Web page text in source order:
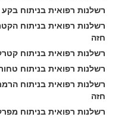
רשלנות רפואית בניתוח בקע
רשלנות רפואית בניתוח
חזה
רשלנות רפואית בניתוח
רשלנות רפואית בניתוח
רשלנות רפואית בניתוח
חזה
רשלנות רפואית בניתוח